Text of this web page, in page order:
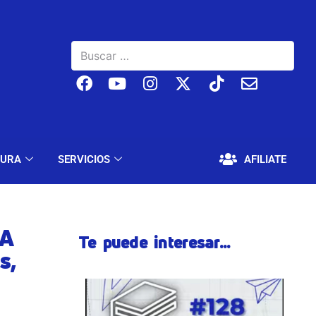
SERVICIOS AFILIATE
EDUCACIÓN Y CULTURA SERVICIOS
Te puede interesar...